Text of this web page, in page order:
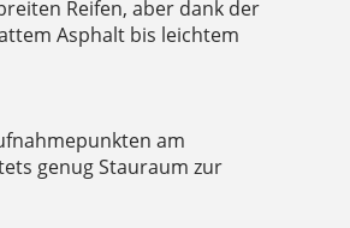
Reifen, aber dank der
Asphalt bis leichtem
am
genug Stauraum zur